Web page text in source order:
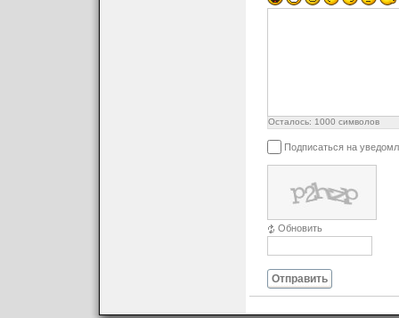
Осталось: 1000 символов
Подписаться на
Обновить
Отправить